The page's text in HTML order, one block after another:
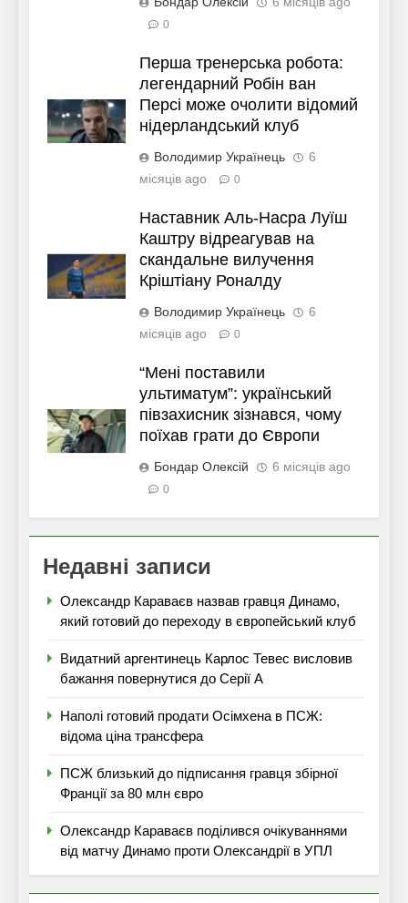
0
Перша тренерська робота:
легендарний Робін ван
Персі може очолити відомий
нідерландський клуб
Володимир Українець
6
місяців ago
0
Наставник Аль-Насра Луїш
Каштру відреагував на
скандальне вилучення
Кріштіану Роналду
Володимир Українець
6
місяців ago
0
“Мені поставили
ультиматум”: український
півзахисник зізнався, чому
поїхав грати до Європи
Бондар Олексій 6 місяців ago
0
Недавні записи
Олександр Караваєв назвав гравця Динамо,
який готовий до переходу в європейський клуб
Видатний аргентинець Карлос Тевес висловив
бажання повернутися до Серії А
Наполі готовий продати Осімхена в ПСЖ:
відома ціна трансфера
ПСЖ близький до підписання гравця збірної
Франції за 80 млн євро
Олександр Караваєв поділився очікуваннями
від матчу Динамо проти Олександрії в УПЛ